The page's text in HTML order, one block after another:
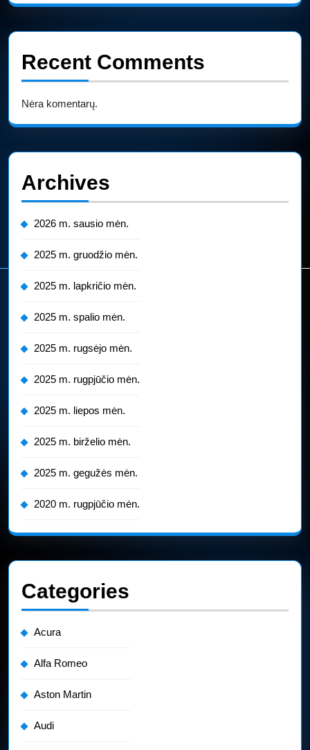
Recent Comments
Nėra komentarų.
Archives
2026 m. sausio mėn.
2025 m. gruodžio mėn.
2025 m. lapkričio mėn.
2025 m. spalio mėn.
2025 m. rugsėjo mėn.
2025 m. rugpjūčio mėn.
2025 m. liepos mėn.
2025 m. birželio mėn.
2025 m. gegužės mėn.
2020 m. rugpjūčio mėn.
Categories
Acura
Alfa Romeo
Aston Martin
Audi